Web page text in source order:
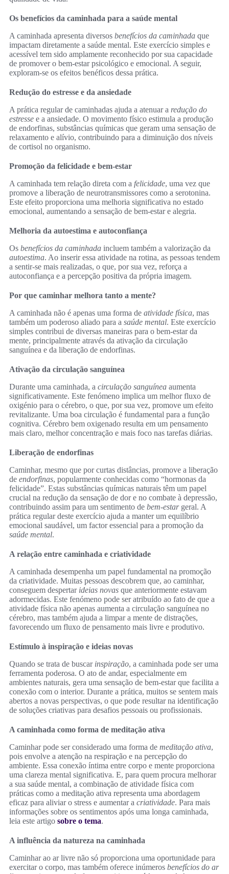
Os benefícios da caminhada para a saúde mental
A caminhada apresenta diversos benefícios da caminhada que
impactam diretamente a saúde mental. Este exercício simples e
acessível tem sido amplamente reconhecido por sua capacidade
de promover o bem-estar psicológico e emocional. A seguir,
exploram-se os efeitos benéficos dessa prática.
Redução do estresse e da ansiedade
A prática regular de caminhadas ajuda a atenuar a redução do
estresse e a ansiedade. O movimento físico estimula a produção
de endorfinas, substâncias químicas que geram uma sensação de
relaxamento e alívio, contribuindo para a diminuição dos níveis
de cortisol no organismo.
Promoção da felicidade e bem-estar
A caminhada tem relação direta com a felicidade, uma vez que
promove a liberação de neurotransmissores como a serotonina.
Este efeito proporciona uma melhoria significativa no estado
emocional, aumentando a sensação de bem-estar e alegria.
Melhoria da autoestima e autoconfiança
Os benefícios da caminhada incluem também a valorização da
autoestima. Ao inserir essa atividade na rotina, as pessoas tendem
a sentir-se mais realizadas, o que, por sua vez, reforça a
autoconfiança e a percepção positiva da própria imagem.
Por que caminhar melhora tanto a mente?
A caminhada não é apenas uma forma de atividade física, mas
também um poderoso aliado para a saúde mental. Este exercício
simples contribui de diversas maneiras para o bem-estar da
mente, principalmente através da ativação da circulação
sanguínea e da liberação de endorfinas.
Ativação da circulação sanguínea
Durante uma caminhada, a circulação sanguínea aumenta
significativamente. Este fenómeno implica um melhor fluxo de
oxigénio para o cérebro, o que, por sua vez, promove um efeito
revitalizante. Uma boa circulação é fundamental para a função
cognitiva. Cérebro bem oxigenado resulta em um pensamento
mais claro, melhor concentração e mais foco nas tarefas diárias.
Liberação de endorfinas
Caminhar, mesmo que por curtas distâncias, promove a liberação
de endorfinas, popularmente conhecidas como “hormonas da
felicidade”. Estas substâncias químicas naturais têm um papel
crucial na redução da sensação de dor e no combate à depressão,
contribuindo assim para um sentimento de bem-estargeral. A
prática regular deste exercício ajuda a manter um equilíbrio
emocional saudável, um factor essencial para a promoção da
saúde mental.
A relação entre caminhada e criatividade
A caminhada desempenha um papel fundamental na promoção
da criatividade. Muitas pessoas descobrem que, ao caminhar,
conseguem despertar ideias novas que anteriormente estavam
adormecidas. Este fenómeno pode ser atribuído ao fato de que a
atividade física não apenas aumenta a circulação sanguínea no
cérebro, mas também ajuda a limpar a mente de distrações,
favorecendo um fluxo de pensamento mais livre e produtivo.
Estímulo à inspiração e ideias novas
Quando se trata de buscar inspiração, a caminhada pode ser uma
ferramenta poderosa. O ato de andar, especialmente em
ambientes naturais, gera uma sensação de bem-estar que facilita a
conexão com o interior. Durante a prática, muitos se sentem mais
abertos a novas perspectivas, o que pode resultar na identificação
de soluções criativas para desafios pessoais ou profissionais.
A caminhada como forma de meditação ativa
Caminhar pode ser considerado uma forma de meditação ativa,
pois envolve a atenção na respiração e na percepção do
ambiente. Essa conexão íntima entre corpo e mente proporciona
uma clareza mental significativa. E, para quem procura melhorar
a sua saúde mental, a combinação de atividade física com
práticas como a meditação ativa representa uma abordagem
eficaz para aliviar o stress e aumentar a criatividade. Para mais
informações sobre os sentimentos após uma longa caminhada,
leia este artigo sobre o tema.
A influência da natureza na caminhada
Caminhar ao ar livre não só proporciona uma oportunidade para
exercitar o corpo, mas também oferece inúmeros benefícios do ar